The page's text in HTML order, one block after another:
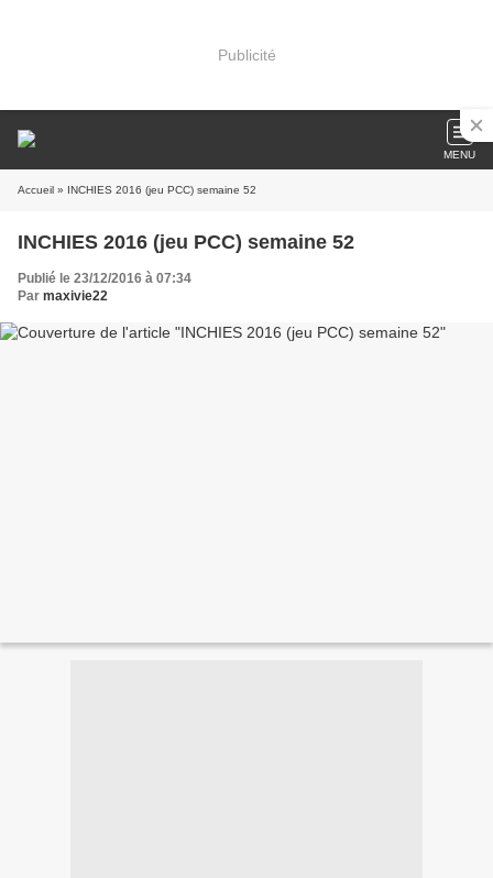
Publicité
MENU
Accueil » INCHIES 2016 (jeu PCC) semaine 52
INCHIES 2016 (jeu PCC) semaine 52
Publié le 23/12/2016 à 07:34
Par maxivie22